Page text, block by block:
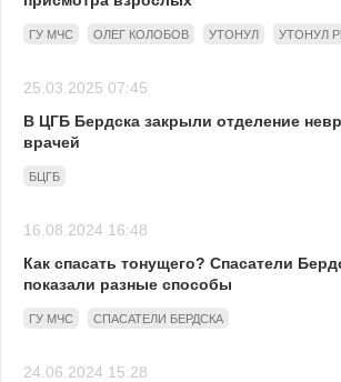
ГУ МЧС ОЛЕГ КОЛОБОВ УТОНУЛ УТОНУЛ
25.03.2025 07:45
В ЦГБ Бердска закрыли отделение
врачей
БЦГБ
16.08.2024 16:48
Как спасать тонущего? Спасатели
показали разные способы
ГУ МЧС СПАСАТЕЛИ БЕРДСКА
24.06.2024 15:28